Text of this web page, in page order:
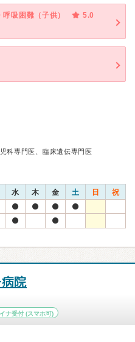
吸困難（子供）
5.0
科専門医、臨床遺伝専門医
水 木 金 土 日 祝
院
ナ受付 (スマホ可)